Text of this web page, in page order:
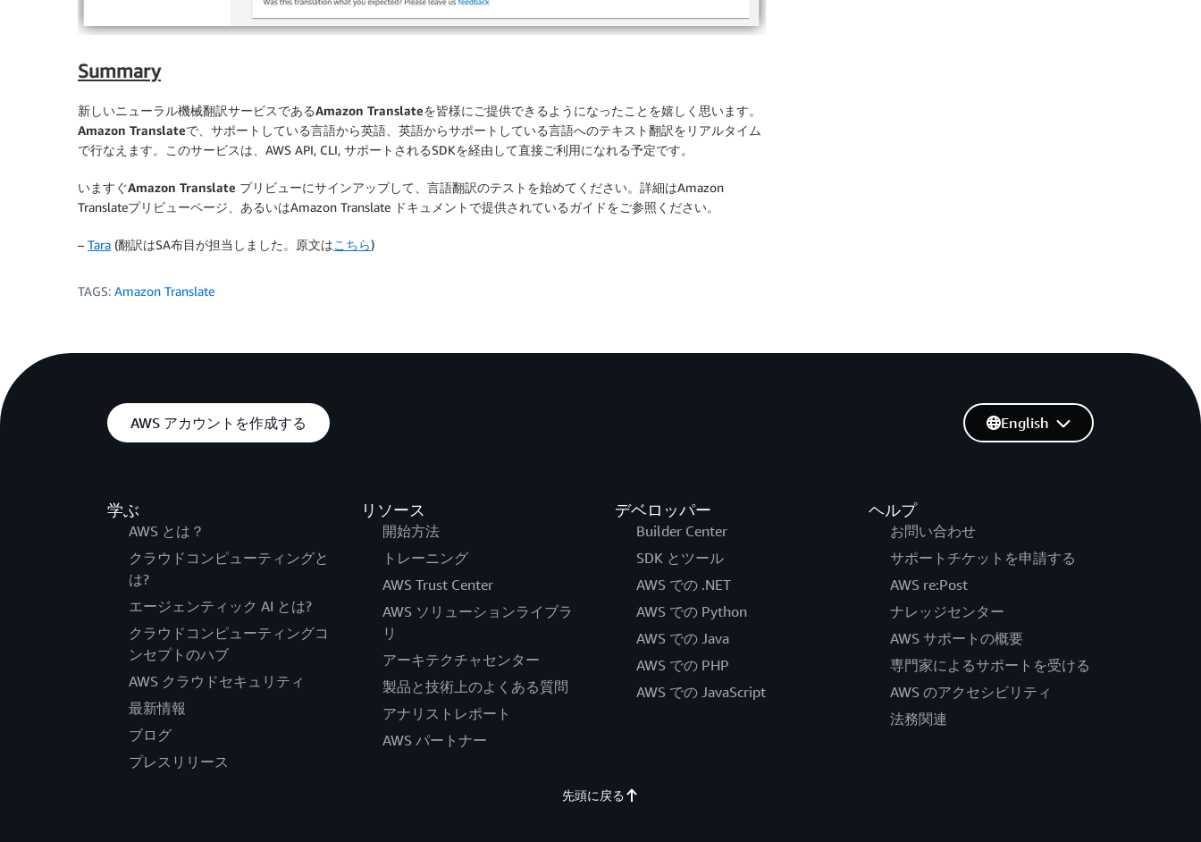
Summary
新しいニューラル機械翻訳サービスであるAmazon Translateを皆様にご提供できるようになったことを嬉しく思います。
Amazon Translateで、サポートしている言語から英語、英語からサポートしている言語へのテキスト翻訳をリアルタイム
で行なえます。このサービスは、AWS API, CLI, サポートされるSDKを経由して直接ご利用になれる予定です。
いますぐAmazon Translate プリビューにサインアップして、言語翻訳のテストを始めてください。詳細はAmazon
Translateプリビューページ、あるいはAmazon Translate ドキュメントで提供されているガイドをご参照ください。
– Tara (翻訳はSA布目が担当しました。原文はこちら)
TAGS: Amazon Translate
AWS アカウントを作成する
学ぶ
AWS とは？
クラウドコンピューティングと
は?
エージェンティック AI とは?
クラウドコンピューティングコ
ンセプトのハブ
AWS クラウドセキュリティ
最新情報
ブログ
プレスリリース
リソース
開始方法
トレーニング
AWS Trust Center
AWS ソリューションライブラ
リ
アーキテクチャセンター
製品と技術上のよくある質問
アナリストレポート
AWS パートナー
デベロッパー
Builder Center
SDK とツール
AWS での .NET
AWS での Python
AWS での Java
AWS での PHP
AWS での JavaScript
ヘルプ
お問い合わせ
サポートチケットを申請する
AWS re:Post
ナレッジセンター
AWS サポートの概要
専門家によるサポートを受ける
AWS のアクセシビリティ
法務関連
English
先頭に戻る